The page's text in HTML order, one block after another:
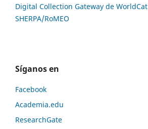
Digital Collection Gateway de WorldCat
SHERPA/RoMEO
Síganos en
Facebook
Academia.edu
ResearchGate